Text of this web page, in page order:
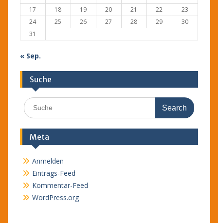
17
18 19 20 21 22
23
24
25 26 27 28 29
30
31
« Sep.
Suche
Search
for:
Meta
Anmelden
Eintrags-Feed
Kommentar-Feed
WordPress.org